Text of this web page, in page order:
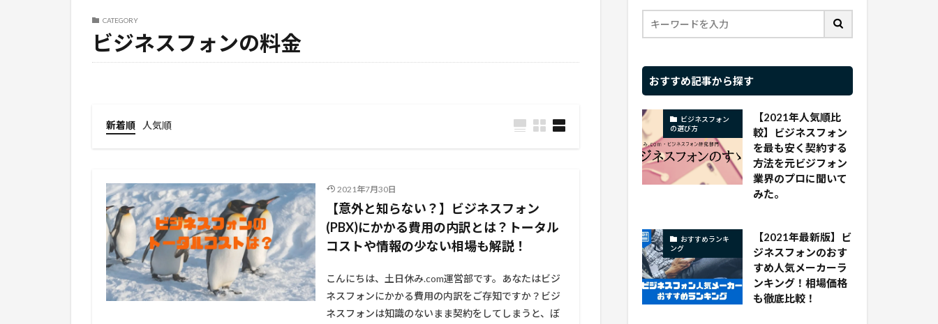
CATEGORY
ビジネスフォンの料金
新着順 人気順
2021年7月30日
【意外と知らない？】ビジネスフォン
(PBX)にかかる費用の内訳とは？トータル
コストや情報の少ない相場も解説！
こんにちは、土日休み.com運営部です。あなたはビジ
ネスフォンにかかる費用の内訳をご存知ですか？ビジ
ネスフォンは知識のないまま契約をしてしまうと、ぼ
おすすめ記事から探す
ビジネスフォン
の選び方
【2021年人気順比
較】ビジネスフォン
を最も安く契約する
方法を元ビジフォン
業界のプロに聞いて
みた。
おすすめランキ
ング
【2021年最新版】ビ
ジネスフォンのおす
すめ人気メーカーラ
ンキング！相場価格
も徹底比較！